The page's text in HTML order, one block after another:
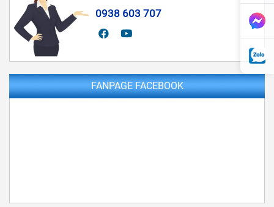
0938 603 707
FANPAGE FACEBOOK